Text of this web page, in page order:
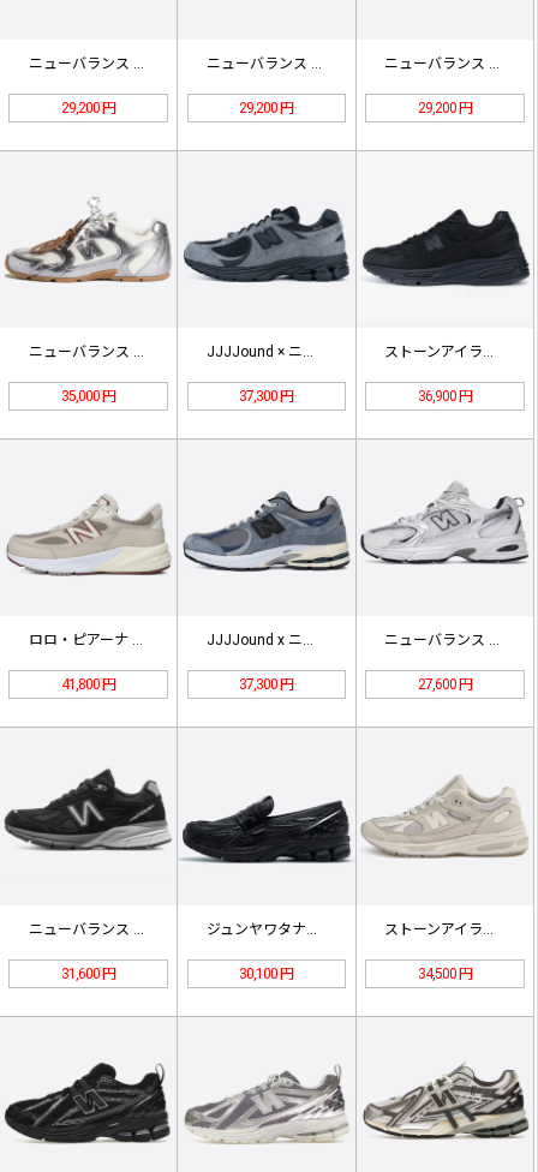
29,200 円 29,200 円 29,200 円
ニューバランス x ミュウミュウ 5…
35,000 円
JJJJound × ニューバランス…
37,300 円
ストーンアイランド × ニューバラン…
36,900 円
ロロ・ピアーナ × ニューバランス …
41,800 円
JJJJound x ニューバランス…
37,300 円
ニューバランス スニーカー MR53…
27,600 円
31,600 円
ジュンヤワタナベマン×ニューバランス…
30,100 円 34,500 円